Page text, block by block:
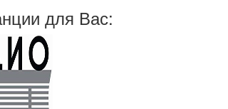
для Вас: